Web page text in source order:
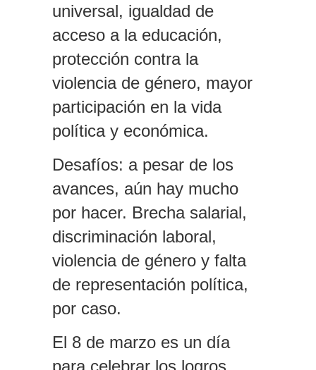
universal, igualdad de
acceso a la educación,
protección contra la
violencia de género, mayor
participación en la vida
política y económica.
Desafíos: a pesar de los
avances, aún hay mucho
por hacer. Brecha salarial,
discriminación laboral,
violencia de género y falta
de representación política,
por caso.
El 8 de marzo es un día
para celebrar los logros,